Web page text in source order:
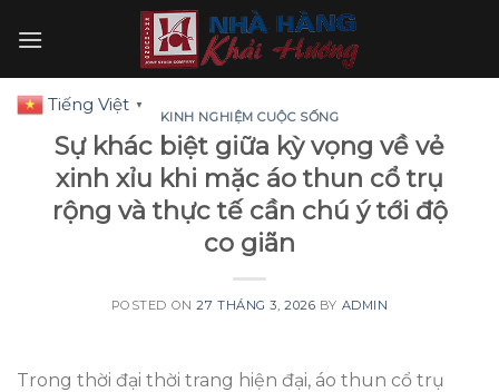
KINH NGHIỆM CUỘC SỐNG
Sự khác biệt giữa kỳ vọng về vẻ
xinh xỉu khi mặc áo thun cổ trụ
rộng và thực tế cần chú ý tới độ
co giãn
POSTED ON27 THÁNG 3, 2026 BY ADMIN
Trong thời đại thời trang hiện đại, áo thun cổ trụ
Tiếng Việt ▼